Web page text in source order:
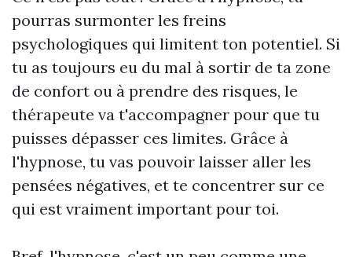
pourras surmonter les freins
psychologiques qui limitent ton potentiel. Si
tu as toujours eu du mal à sortir de ta zone
de confort ou à prendre des risques, le
thérapeute va t'accompagner pour que tu
puisses dépasser ces limites. Grâce à
l'hypnose, tu vas pouvoir laisser aller les
pensées négatives, et te concentrer sur ce
qui est vraiment important pour toi.